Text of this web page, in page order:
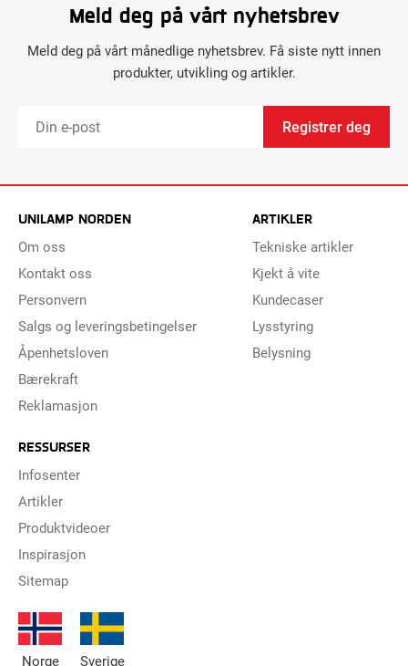
Meld deg på vårt nyhetsbrev
Meld deg på vårt månedlige nyhetsbrev. Få siste nytt innen
produkter, utvikling og artikler.
Registrer deg
UNILAMP NORDEN
Om oss
Kontakt oss
Personvern
Salgs og leveringsbetingelser
Åpenhetsloven
Bærekraft
Reklamasjon
ARTIKLER
Tekniske artikler
Kjekt å vite
Kundecaser
Lysstyring
Belysning
RESSURSER
Infosenter
Artikler
Produktvideoer
Inspirasjon
Sitemap
Norge Sverige